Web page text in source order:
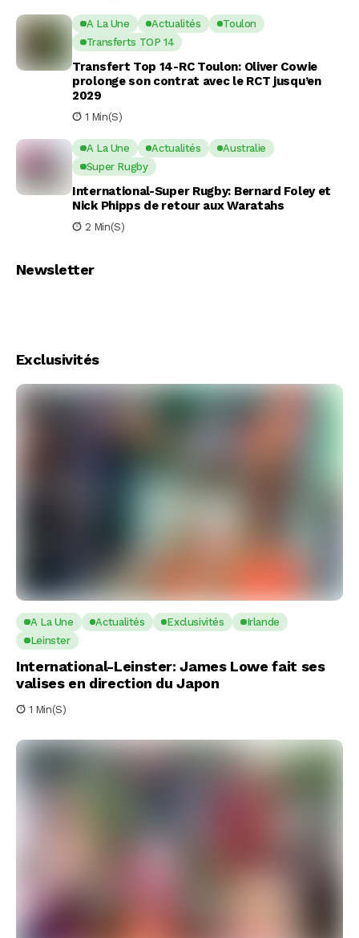
A La Une Actualités
Toulon
Transferts TOP 14
Transfert Top 14-RC Toulon: Oliver Cowie
prolonge son contrat avec le RCT jusqu’en
2029
1 Min(s)
A La Une Actualités
Australie
Super Rugby
International-Super Rugby: Bernard Foley et
Nick Phipps de retour aux Waratahs
2 Min(s)
Newsletter
Exclusivités
A La Une Actualités Exclusivités
Irlande
Leinster
International-Leinster: James Lowe fait ses
valises en direction du Japon
1 Min(s)